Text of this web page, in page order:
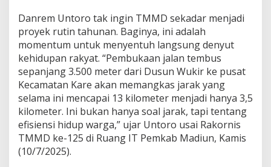
t
u
r
t
a
p
i
J
a
l
a
Danrem Untoro tak ingin TMMD sekadar menjadi
proyek rutin tahunan. Baginya, ini adalah
momentum untuk menyentuh langsung denyut
kehidupan rakyat. “Pembukaan jalan tembus
sepanjang 3.500 meter dari Dusun Wukir ke pusat
Kecamatan Kare akan memangkas jarak yang
selama ini mencapai 13 kilometer menjadi hanya 3,5
kilometer. Ini bukan hanya soal jarak, tapi tentang
efisiensi hidup warga,” ujar Untoro usai Rakornis
TMMD ke-125 di Ruang IT Pemkab Madiun, Kamis
(10/7/2025).